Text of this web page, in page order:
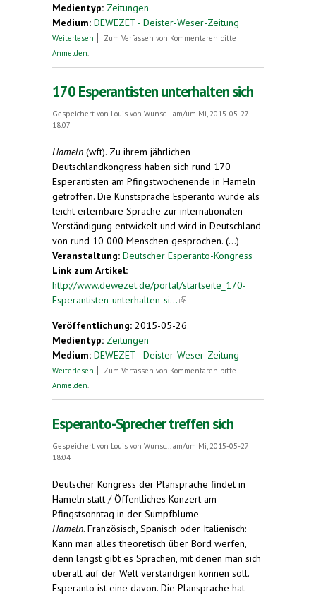
Medientyp: Zeitungen
Medium: DEWEZET - Deister-Weser-Zeitung
Weiterlesen über Wohin am Wochenende?
Zum Verfassen von Kommentaren bitte
Anmelden
170 Esperantisten unterhalten sich
Gespeichert von Louis von Wunsc...
am/um Mi, 2015-05-27
18:07
Hameln (wft). Zu ihrem jährlichen
Deutschlandkongress haben sich rund 170
Esperantisten am Pfingstwochenende in Hameln
getroffen. Die Kunstsprache Esperanto wurde als
leicht erlernbare Sprache zur internationalen
Verständigung entwickelt und wird in Deutschland
von rund 10 000 Menschen gesprochen. (...)
Veranstaltung: Deutscher Esperanto-Kongress
Link zum Artikel:
http://www.dewezet.de/portal/startseite_170-
Esperantisten-unterhalten-si...(link is external)
Veröffentlichung: 2015-05-26
Medientyp: Zeitungen
Medium: DEWEZET - Deister-Weser-Zeitung
Weiterlesen über 170 Esperantisten unterhalten sich
Zum Verfassen von Kommentaren bitte
Anmelden
Esperanto-Sprecher treffen sich
Gespeichert von Louis von Wunsc...
am/um Mi, 2015-05-27
18:04
Deutscher Kongress der Plansprache findet in
Hameln statt / Öffentliches Konzert am
Pfingstsonntag in der Sumpfblume
Hameln. Französisch, Spanisch oder Italienisch:
Kann man alles theoretisch über Bord werfen,
denn längst gibt es Sprachen, mit denen man sich
überall auf der Welt verständigen können soll.
Esperanto ist eine davon. Die Plansprache hat